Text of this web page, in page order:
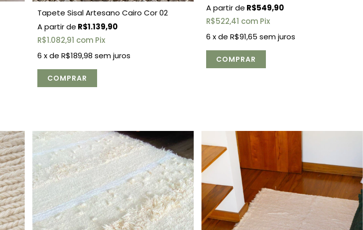
Tapete Sisal Artesano Cairo Cor 02
R$1.139,90
R$1.082,91 com Pix
6 x de R$189,98 sem juros
COMPRAR
R$549,90
R$522,41 com Pix
6 x deR$91,65 sem juros